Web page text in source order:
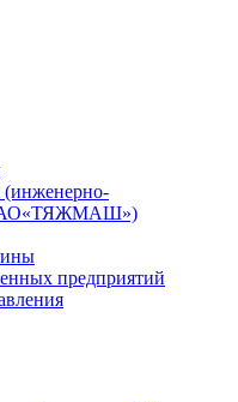
(инженерно-
АО«ТЯЖМАШ»)
предприятий